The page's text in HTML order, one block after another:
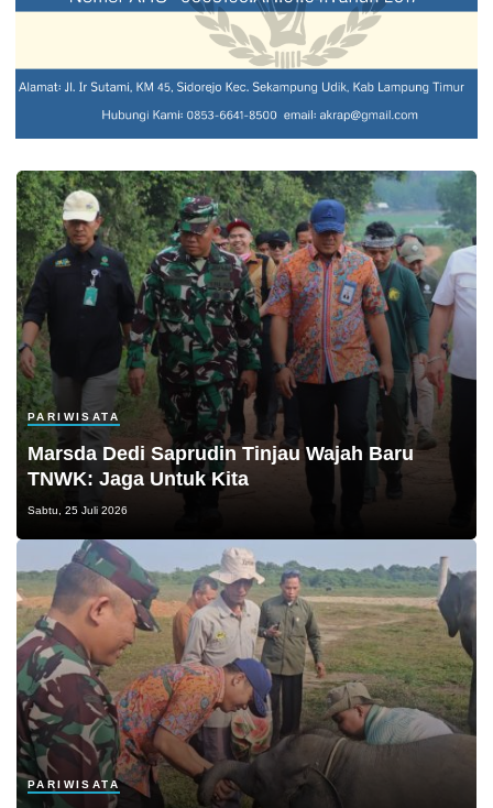
PARIWISATA
Marsda Dedi Saprudin Tinjau Wajah Baru
TNWK: Jaga Untuk Kita
Sabtu, 25 Juli 2026
PARIWISATA